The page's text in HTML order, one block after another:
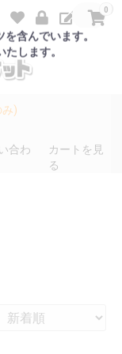
含んでいます。
します。
0
)
合わ
カートを見
る